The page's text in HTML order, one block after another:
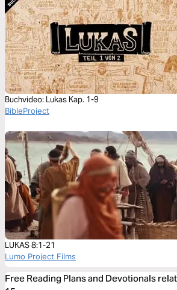
Buchvideo: Lukas Kap. 1-9
BibleProject
LUKAS 8:1-21
Lumo Project Films
Free Reading Plans and Devotionals